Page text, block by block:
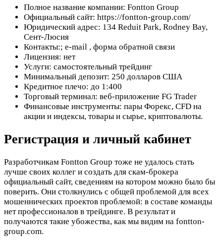
Полное название компании: Fontton Group
Официальный сайт: https://fontton-group.com/
Юридический адрес: 134 Reduit Park, Rodney Bay,
Сент-Люсия
Контакты:; e-mail , форма обратной связи
Лицензия: нет
Услуги: самостоятельный трейдинг
Минимальный депозит: 250 долларов США
Кредитное плечо: до 1:400
Торговый терминал: веб-приложение FG Trader
Финансовые инструменты: пары Форекс, CFD на
акции и индексы, товары и сырье, криптовалюты.
Регистрация и личный кабинет
Разработчикам Fontton Group тоже не удалось стать
лучше своих коллег и создать для скам-брокера
официальный сайт, сведениям на котором можно было бы
поверить. Они столкнулись с общей проблемой для всех
мошеннических проектов проблемой: в составе команды
нет профессионалов в трейдинге. В результат и
получаются такие убожества, как мы видим на fontton-
group.com.